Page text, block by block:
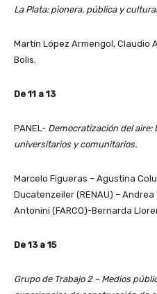
La Plata: pionera, pública y
Martín López Armengol, Claudio
Bolis.
De 11 a 13
PANEL- Democratización del aire:
universitarios y comunitarios.
Marcelo Figueras – Agustina
Ducatenzeiler (RENAU) –
Antonini (FARCO)-Bernarda
De 13 a 15
Grupo de Trabajo 2 – Medios